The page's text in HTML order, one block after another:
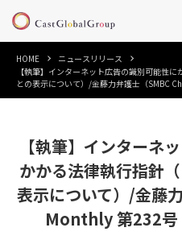
HOME
ニュースリリース
【執筆】インターネット広告の識別可能性
との表示について）/金藤力弁護士（SMBC
【執筆】インターネ
かかる法律執行指針
表示について）/金藤
Monthly 第232号